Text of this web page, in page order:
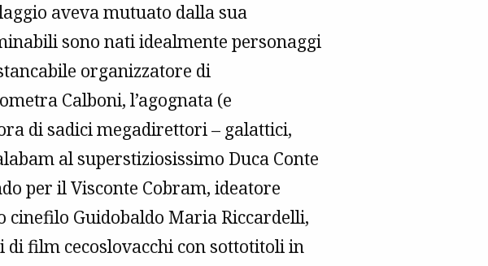
aveva mutuato dalla sua
sono nati idealmente personaggi
organizzatore di
Calboni, l’agognata (e
di sadici megadirettori – galattici,
al superstiziosissimo Duca Conte
per il Visconte Cobram, ideatore
cinefilo Guidobaldo Maria Riccardelli,
film cecoslovacchi con sottotitoli in